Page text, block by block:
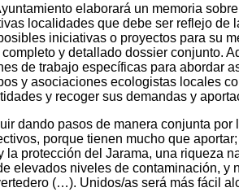
elaborará un memoria
localidades que debe ser reflejo de
iniciativas o proyectos para su
y detallado dossier conjunto.
de trabajo específicas para abordar
y asociaciones ecologistas locales
y recoger sus demandas y
dando pasos de manera conjunta
porque tienen mucho que
la protección del Jarama, una riqueza
elevados niveles de contaminación, y
(…). Unidos/as será más fácil